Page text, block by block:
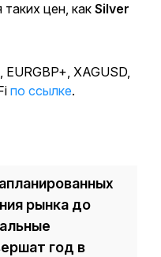
таких цен, как Silver
XAGUSD,
по ссылке.
рынка до
год в